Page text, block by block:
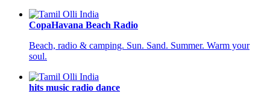
CopaHavana Beach Radio
Beach, radio & camping. Sun. Sand. Summer. Warm your
soul.
hits music radio dance